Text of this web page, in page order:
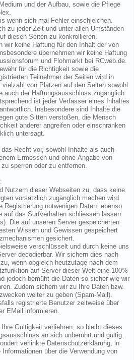
und der Aufbau, sowie die Pflege
wenn sich mal Fehler einschleichen.
zu jeder Zeit und unter allen Umständen
diesen Seiten zu konkrollieren.
wir keine Haftung für den Inhalt der von
übernehmen wir keine Haftung
und Flohmarkt bei RCweb.de.
für die Richtigkeit sowie die
Teilnehmer der Seiten wird in
von Plätzen auf den Seiten sowohl
auch der Haftungsausschluss zugänglich
ist jeder Verfasser eines Inhaltes
Insbesondere sind Inhalte die
gute Sitten verstoßen, die Mensch
anderer angreifen oder einschränken
untersagt.
Recht vor, sowohl Inhalte als auch
Ermessen und ohne Angabe von
sperren oder zu entfernen.
Nutzern dieser Webseiten zu, dass keine
vorsätzlich zugänglich machen wird.
Registrierung notwenigen Daten, ebenso
auf das Surfverhalten schliessen lassen
Die auf unseren Server gespeicherten
Wissen und Gewissen gespeichert
gesichert.
verschlüsselt und durch keine uns
decodierbar. Wir sichern dies nach
wenn obgleich heutzutage nach dem
auf Server dieser Welt eine 100%
jedoch bemüht die Daten so sicher wie wir
Zudem sichern wir zu Ihre Daten bzw.
weiter zu geben (Spam-Mail).
registrierte Benutzer zeitweise über
EMail informieren.
Gültigkeit verliehren, so bleibt dieses
an sich unberührt und gültig.
verlinkte Datenschutzerklärung, in
über die Verwendung von